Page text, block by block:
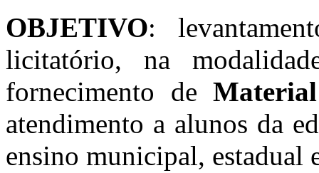
OBJETIVO:
licitatório, na
fornecimento de
atendimento a alunos da
ensino municipal, estadual